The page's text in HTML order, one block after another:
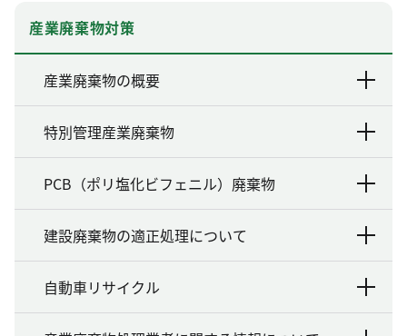
産業廃棄物対策
産業廃棄物の概要
特別管理産業廃棄物
PCB（ポリ塩化ビフェニル）廃棄物
建設廃棄物の適正処理について
自動車リサイクル